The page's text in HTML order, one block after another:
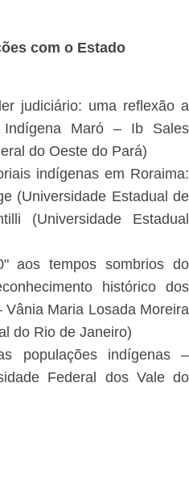
com o Estado
judiciário: uma reflexão a
Maró – Ib Sales
do Oeste do Pará)
indígenas em Roraima:
(Universidade Estadual de
(Universidade Estadual
aos tempos sombrios do
histórico dos
Maria Losada Moreira
do Rio de Janeiro)
populações indígenas –
Federal dos Vale do